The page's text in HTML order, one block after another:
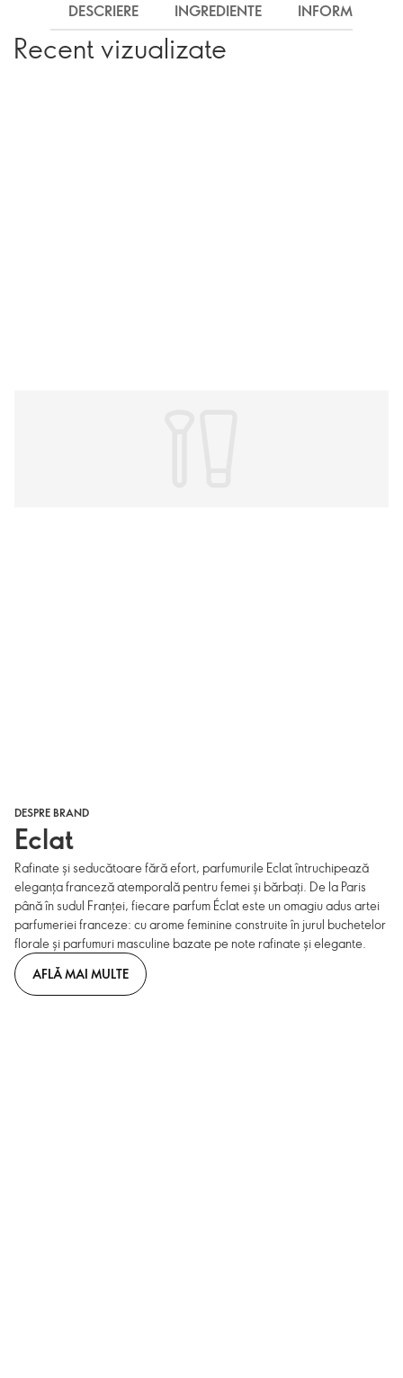
DESCRIERE INGREDIENTE INFORMARE
Recent vizualizate
DESPRE BRAND
Eclat
Rafinate și seducătoare fără efort, parfumurile Eclat întruchipează
eleganța franceză atemporală pentru femei și bărbați. De la Paris
până în sudul Franței, fiecare parfum Éclat este un omagiu adus artei
parfumeriei franceze: cu arome feminine construite în jurul buchetelor
florale și parfumuri masculine bazate pe note rafinate și elegante.
AFLĂ MAI MULTE